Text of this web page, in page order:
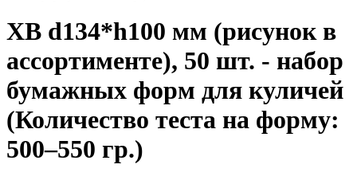
ХВ d134*h100 мм (рисунок в
ассортименте), 50 шт. - набор
бумажных форм для куличей
(Количество теста на форму:
500–550 гр.)